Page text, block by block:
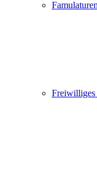
Freiwilliges